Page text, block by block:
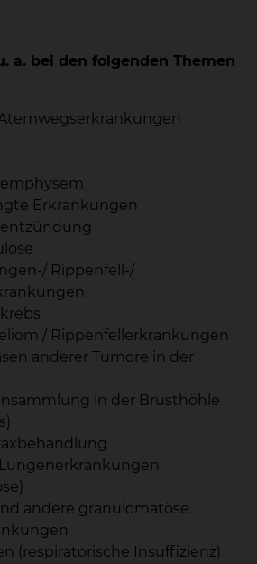
a. bei den folgenden Themen
Erkrankungen
Rippenfell-/
/ Rippenfellerkrankungen
anderer Tumore in der
in der Brusthöhle
andere granulomatöse
(respiratorische Insuffizienz)